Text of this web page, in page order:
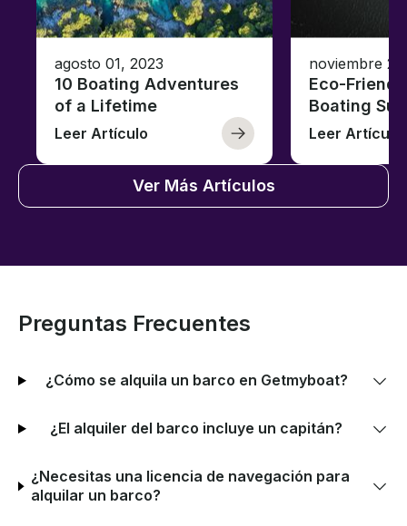
agosto 01, 2023
10 Boating Adventures
of a Lifetime
Leer Artículo
noviembre
Eco-
Boating
Leer Artículo
Ver Más Artículos
Preguntas Frecuentes
¿Cómo se alquila un barco en Getmyboat?
¿El alquiler del barco incluye un capitán?
¿Necesitas una licencia de navegación para
alquilar un barco?